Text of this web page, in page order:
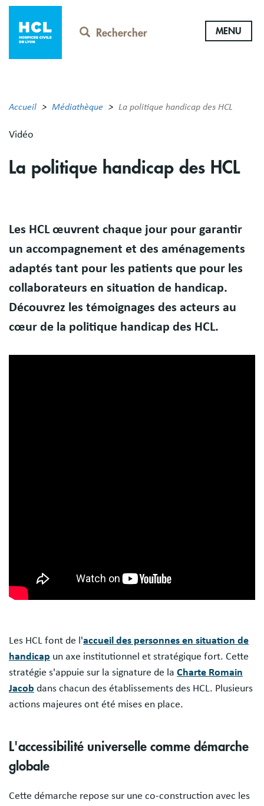
Aller
contenu
principal
Rechercher MENU
Accueil Médiathèque La politique handicap des HCL
Vidéo
La politique handicap des HCL
Body
Les HCL œuvrent chaque jour pour garantir
un accompagnement et des aménagements
adaptés tant pour les patients que pour les
collaborateurs en situation de handicap.
Découvrez les témoignages des acteurs au
cœur de la politique handicap des HCL.
Les HCL font de l'accueil des personnes en situation de
handicap un axe institutionnel et stratégique fort. Cette
stratégie s'appuie sur la signature de la Charte Romain
Jacob dans chacun des établissements des HCL. Plusieurs
actions majeures ont été mises en place.
L'accessibilité universelle comme démarche
globale
Cette démarche repose sur une co-construction avec les